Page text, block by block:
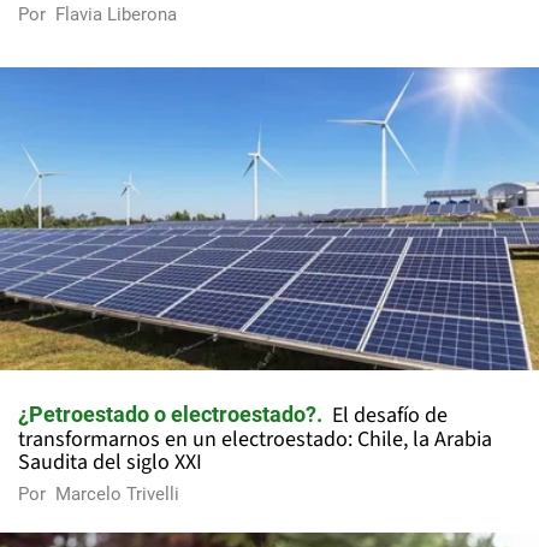
Por Flavia Liberona
¿Petroestado o electroestado?
El desafío de
transformarnos en un electroestado: Chile, la Arabia
Saudita del siglo XXI
Por Marcelo Trivelli